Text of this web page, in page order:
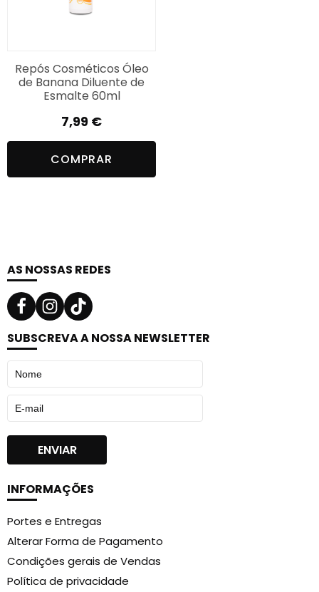
Repós Cosméticos Óleo
de Banana Diluente de
Esmalte 60ml
7,99 €
COMPRAR
AS NOSSAS REDES
SUBSCREVA A NOSSA NEWSLETTER
INFORMAÇÕES
Portes e Entregas
Alterar Forma de Pagamento
Condições gerais de Vendas
Política de privacidade